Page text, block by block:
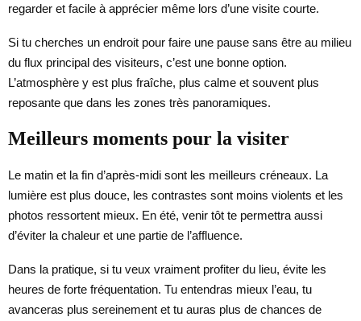
regarder et facile à apprécier même lors d’une visite courte.
Si tu cherches un endroit pour faire une pause sans être au milieu
du flux principal des visiteurs, c’est une bonne option.
L’atmosphère y est plus fraîche, plus calme et souvent plus
reposante que dans les zones très panoramiques.
Meilleurs moments pour la visiter
Le matin et la fin d’après-midi sont les meilleurs créneaux. La
lumière est plus douce, les contrastes sont moins violents et les
photos ressortent mieux. En été, venir tôt te permettra aussi
d’éviter la chaleur et une partie de l’affluence.
Dans la pratique, si tu veux vraiment profiter du lieu, évite les
heures de forte fréquentation. Tu entendras mieux l’eau, tu
avanceras plus sereinement et tu auras plus de chances de